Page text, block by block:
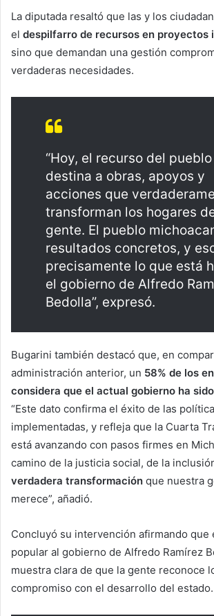
La diputada resaltó que las y los
el despilfarro de recursos en proyectos
sino que demandan una gestión
verdaderas necesidades.
“Hoy, el recurso del
destina a obras, apoyos y
acciones que
transforman los hogares
gente. El pueblo
resultados concretos, y
precisamente lo que está
el gobierno de Alfredo
Bedolla”, expresó.
Bugarini también destacó que, en
administración anterior, un 58% de los
considera que el actual gobierno ha
“Este dato confirma el éxito de las
implementadas, y refleja que la Cuarta
está avanzando con pasos firmes en
camino de la justicia social, de la
verdadera transformación que nuestra
merece”, añadió.
Concluyó su intervención afirmando que
popular al gobierno de Alfredo Ramírez
muestra clara de que la gente reconoce
compromiso con el desarrollo del estado.